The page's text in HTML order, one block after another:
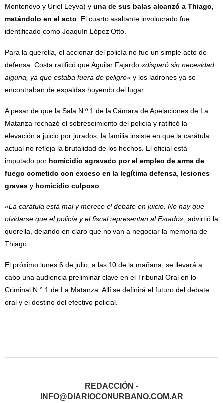
Montenovo y Uriel Leyva) y una de sus balas alcanzó a Thiago,
matándolo en el acto. El cuarto asaltante involucrado fue
identificado como Joaquín López Otto.
Para la querella, el accionar del policía no fue un simple acto de
defensa. Costa ratificó que Aguilar Fajardo «disparó sin necesidad
alguna, ya que estaba fuera de peligro» y los ladrones ya se
encontraban de espaldas huyendo del lugar.
A pesar de que la Sala N.º 1 de la Cámara de Apelaciones de La
Matanza rechazó el sobreseimiento del policía y ratificó la
elevación a juicio por jurados, la familia insiste en que la carátula
actual no refleja la brutalidad de los hechos. El oficial está
imputado por homicidio agravado por el empleo de arma de
fuego cometido con exceso en la legítima defensa, lesiones
graves y homicidio culposo.
«La carátula está mal y merece el debate en juicio. No hay que
olvidarse que el policía y el fiscal representan al Estado», advirtió la
querella, dejando en claro que no van a negociar la memoria de
Thiago.
El próximo lunes 6 de julio, a las 10 de la mañana, se llevará a
cabo una audiencia preliminar clave en el Tribunal Oral en lo
Criminal N.° 1 de La Matanza. Allí se definirá el futuro del debate
oral y el destino del efectivo policial.
REDACCIÓN -
INFO@DIARIOCONURBANO.COM.AR